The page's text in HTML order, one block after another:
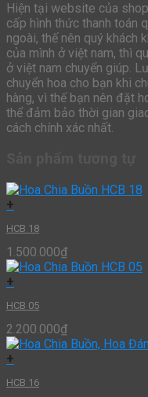
Hiện tại website của
cấp hình thức thanh toán
ngoài, thế nên quý khách
của mình ở việt nam, thì
ở việt nam chuyển giúp.
chuyển hoa cho bạn khi
hàng, vì thế bạn nên đặt
thể đảm bảo thời gian
cách chính xác nhất.
+
HCB 18
1.500.000₫
+
HCB 05
2.200.000₫
+
HCB 16